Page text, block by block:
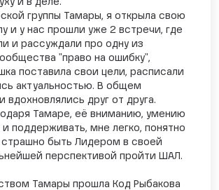
и в деле.
группы Тамары, я открыла свою
и у нас прошли уже 2 встречи, где
и рассуждали про одну из
"право на ошибку",
поставила свои цели, расписали
актуальностью. В общем
вдохновлялись друг от друга.
Тамаре, её вниманию, умению
и поддерживать, мне легко, понятно
быть Лидером в своей
перспективой пройти ШАЛ.
Тамары прошла Код Рыбакова